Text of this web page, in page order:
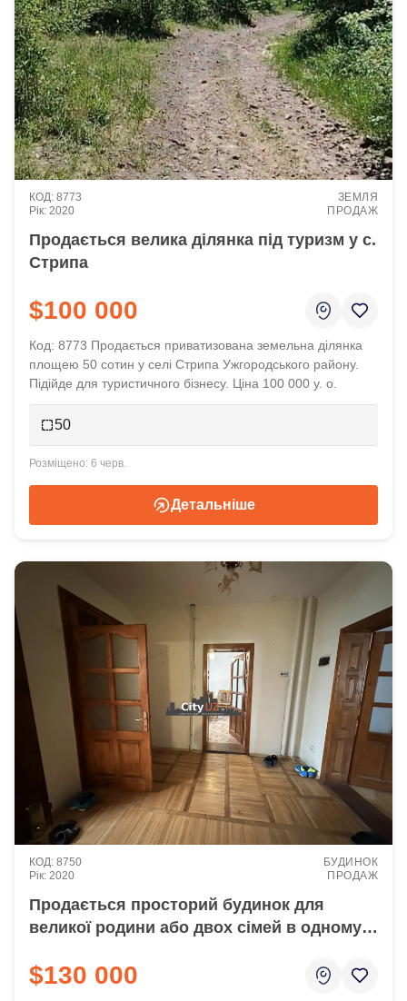
Продається велика ділянка під туризм у с.
Стрипа
Код: 8773 Продається приватизована земельна ділянка
площею 50 сотин у селі Стрипа Ужгородського району.
Підійде для туристичного бізнесу. Ціна 100 000 у. о.
2020
8773
ЗЕМЛЯ
ПРОДАЖ
6 черв.
$100 000
50
Детальніше
Продається просторий будинок для
великої родини або двох сімей в одному з
2020
8750
БУДИНОК
ПРОДАЖ
$130 000